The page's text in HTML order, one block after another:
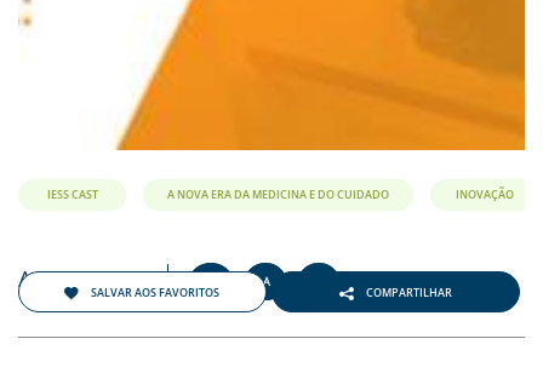
IESS CAST A NOVA ERA DA MEDICINA E DO CUIDADO INOVAÇÃO
Agosto 2021 A
SALVAR AOS FAVORITOS COMPARTILHAR